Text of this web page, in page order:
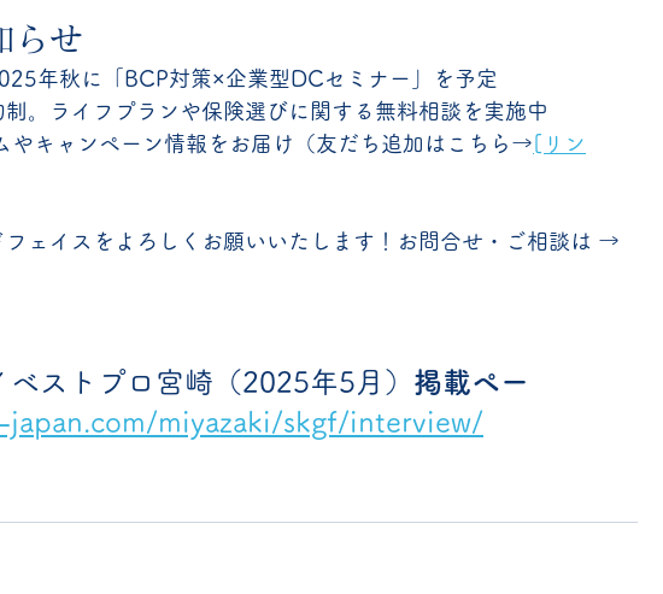
らせ
年秋に「BCP対策×企業型DCセミナー」を予定
制。ライフプランや保険選びに関する無料相談を実施中
やキャンペーン情報をお届け（友だち追加はこちら→[リン
ェイスをよろしくお願いいたします！お問合せ・ご相談は →
ベストプロ宮崎（2025年5月） 掲載ペー
miyazaki/skgf/interview/